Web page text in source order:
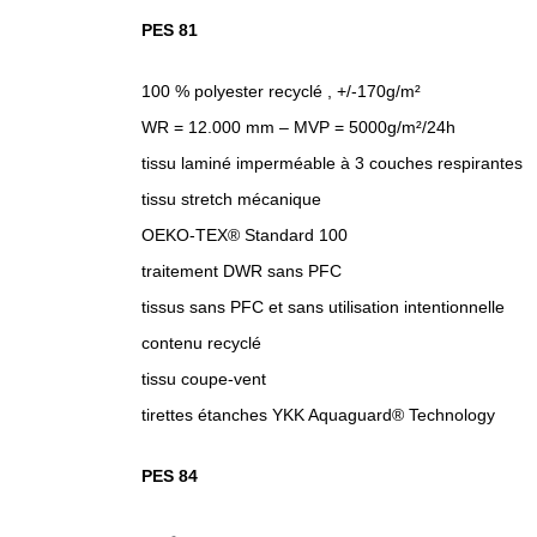
PES 81
100 % polyester recyclé , +/-170g/m²
WR = 12.000 mm – MVP = 5000g/m²/24h
tissu laminé imperméable à 3 couches respirantes
tissu stretch mécanique
OEKO-TEX® Standard 100
traitement DWR sans PFC
tissus sans PFC et sans utilisation intentionnelle
contenu recyclé
tissu coupe-vent
tirettes étanches YKK Aquaguard® Technology
PES 84